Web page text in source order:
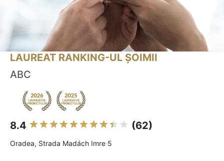
LAUREAT RANKING-UL ȘOIMII
ABC
8.4 (62)
Oradea, Strada Madách Imre 5